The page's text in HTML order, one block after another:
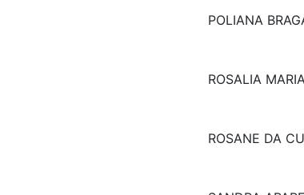
POLIANA
ROSALIA
ROSANE DA